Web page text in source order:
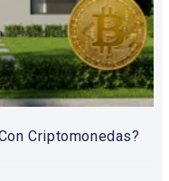
Criptomonedas?